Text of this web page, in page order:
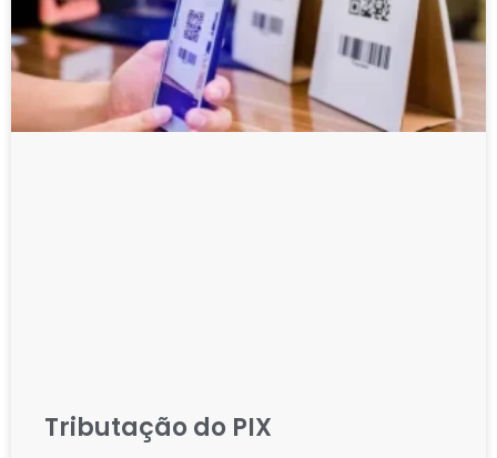
Tributação do PIX